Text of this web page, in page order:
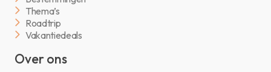
Thema’s
Roadtrip
Vakantiedeals
Over ons